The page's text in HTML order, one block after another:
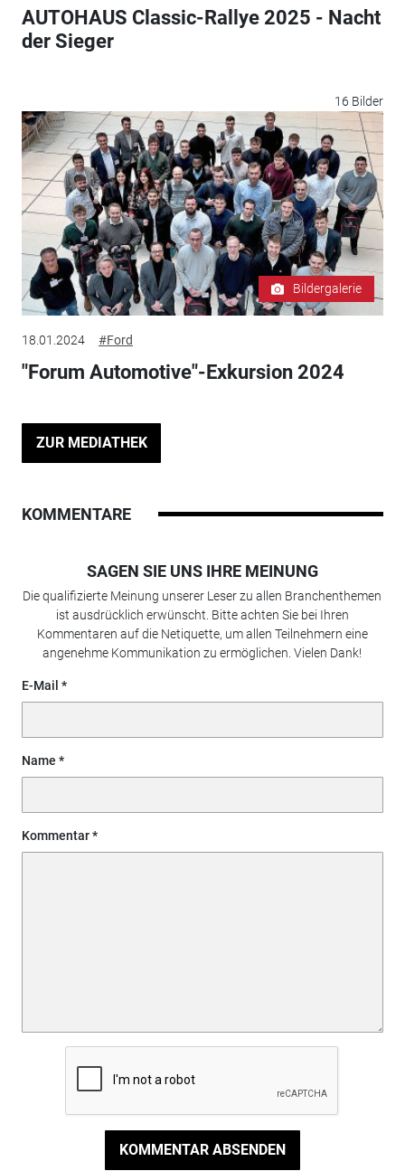
AUTOHAUS Classic-Rallye 2025 - Nacht
der Sieger
16 Bilder
Bildergalerie
18.01.2024 #Ford
"Forum Automotive"-Exkursion 2024
ZUR MEDIATHEK
KOMMENTARE
SAGEN SIE UNS IHRE MEINUNG
Die qualifizierte Meinung unserer Leser zu allen Branchenthemen
ist ausdrücklich erwünscht. Bitte achten Sie bei Ihren
Kommentaren auf die Netiquette, um allen Teilnehmern eine
angenehme Kommunikation zu ermöglichen. Vielen Dank!
E-Mail
Name
Kommentar
KOMMENTAR ABSENDEN